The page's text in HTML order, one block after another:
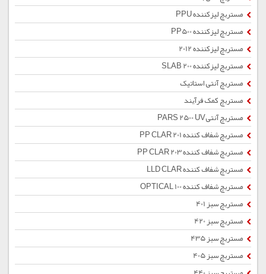
مستربچ لیزکننده PPU
مستربچ لیزکننده PP500
مستربچ لیزکننده 2012
مستربچ لیزکننده SLAB 200
مستربچ آنتی استاتیک
مستربچ کمک فرآیند
مستربچ آنتیPARS 2500 UV
مستربچ شفاف کننده PP CLAR 201
مستربچ شفاف کننده PP CLAR 203
مستربچ شفاف کننده LLD CLAR
مستربچ شفاف کننده OPTICAL 100
مستربچ سبز 401
مستربچ سبز 420
مستربچ سبز 435
مستربچ سبز 405